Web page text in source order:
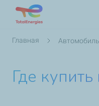
Строка
Главная
Где